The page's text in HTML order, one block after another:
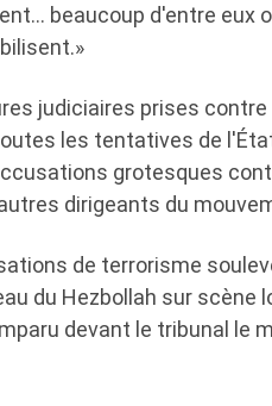
beaucoup d'entre eux
judiciaires prises contre
les tentatives de
grotesques
dirigeants du
de terrorisme
du Hezbollah sur scène
devant le tribunal le